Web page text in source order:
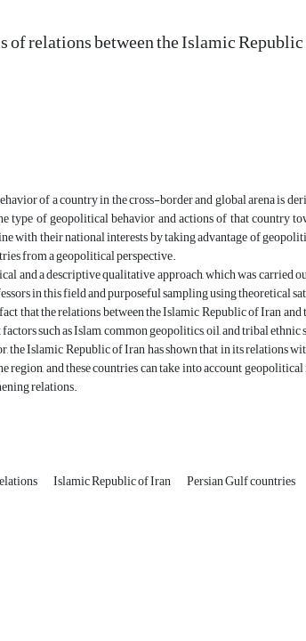
relations between the Islamic
of a country in the cross-border and global arena is
type of geopolitical behavior and actions of that
with their national interests by taking advantage of
from a geopolitical perspective.
and a descriptive qualitative approach, which was
in this field and purposeful sampling using theoretical
that the relations between the Islamic Republic of Iran
such as Islam, common geopolitics, oil, and tribal
the Islamic Republic of Iran has shown that in its relations
region, and these countries can take into account
relations.
Islamic Republic of Iran Persian Gulf countries